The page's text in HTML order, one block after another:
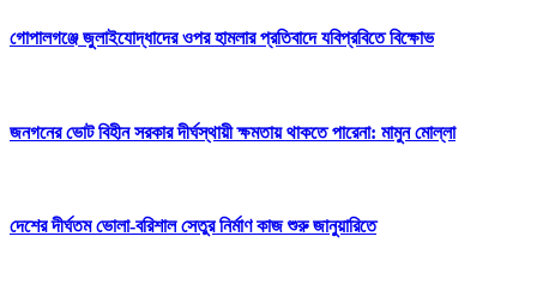
গোপালগঞ্জে জুলাইযোদ্ধাদের ওপর হামলার প্রতিবাদে যবিপ্রবিতে বিক্ষোভ
জনগনের ভোট বিহীন সরকার দীর্ঘস্থায়ী ক্ষমতায় থাকতে পারেনা: মামুন মোল্লা
দেশের দীর্ঘতম ভোলা-বরিশাল সেতুর নির্মাণ কাজ শুরু জানুয়ারিতে